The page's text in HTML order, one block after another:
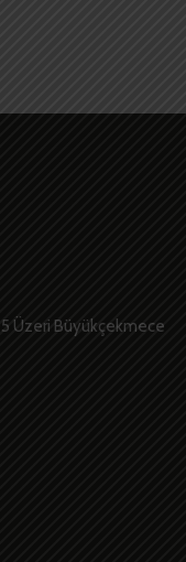
Üzeri Büyükçekmece